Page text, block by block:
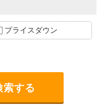
プライスダウン